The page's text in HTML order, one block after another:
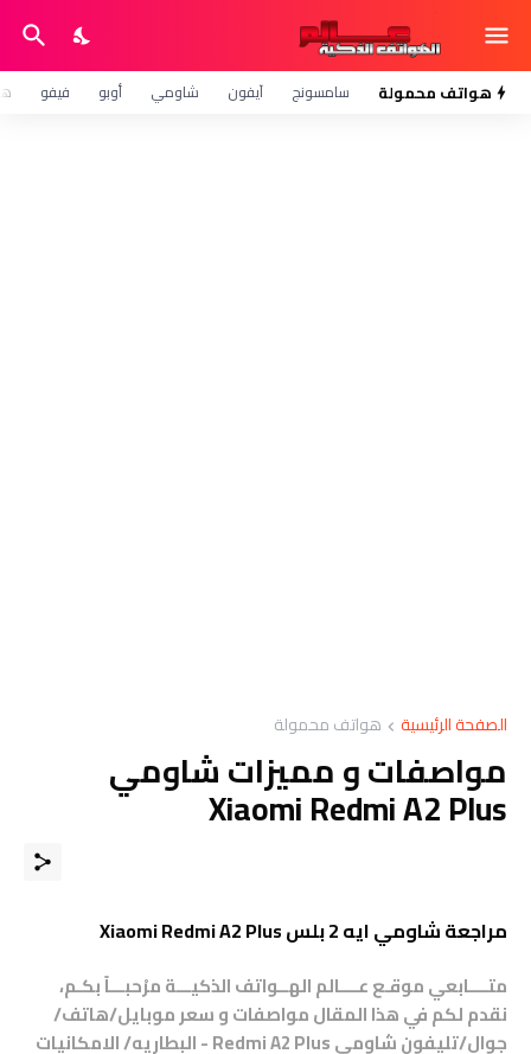
هواتف محمولة سامسونج آيفون شاومي أوبو فيفو
الصفحة الرئيسية هواتف محمولة
مواصفات و مميزات شاومي
Xiaomi Redmi A2 Plus
مراجعة شاومي ايه 2 بلس Xiaomi Redmi A2 Plus
متــــابعي موقـع عــــالم الهــواتف الذكيـــة مرْحبـــاً بكـم،
نقدم لكم في هذا المقال مواصفات و سعر موبايل/هاتف/
جوال/تليفون شاومي Redmi A2 Plus - البطاريه/ الامكانيات